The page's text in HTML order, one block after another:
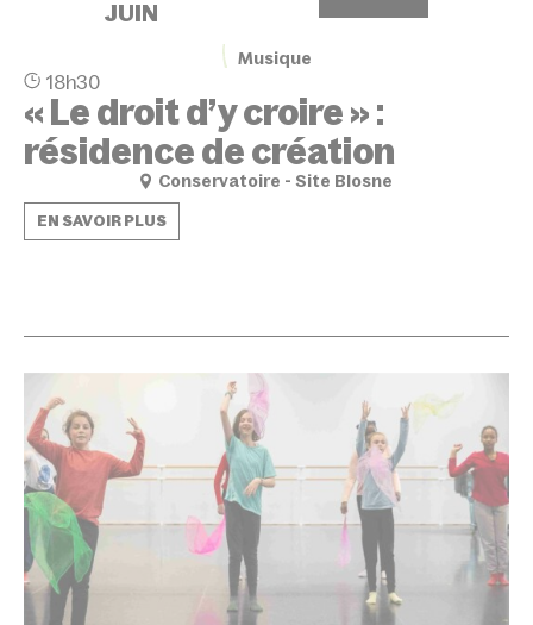
JUIN
Musique
18h30
« Le droit d’y croire » :
résidence de création
Conservatoire - Site Blosne
EN SAVOIR PLUS